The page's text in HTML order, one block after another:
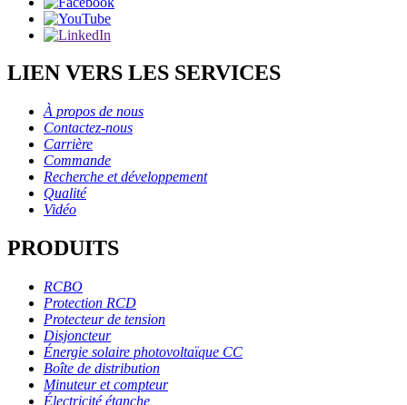
LIEN VERS LES SERVICES
À propos de nous
Contactez-nous
Carrière
Commande
Recherche et développement
Qualité
Vidéo
PRODUITS
RCBO
Protection RCD
Protecteur de tension
Disjoncteur
Énergie solaire photovoltaïque CC
Boîte de distribution
Minuteur et compteur
Électricité étanche